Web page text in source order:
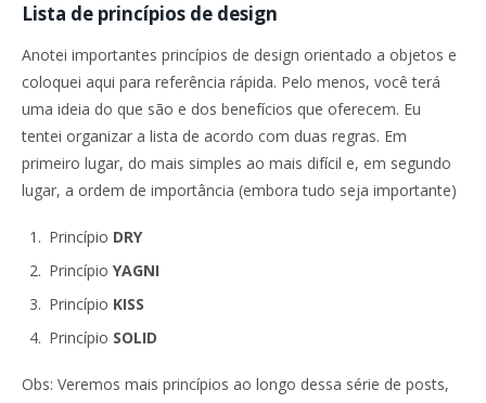
Lista de princípios de design
Anotei importantes princípios de design orientado a objetos e
coloquei aqui para referência rápida. Pelo menos, você terá
uma ideia do que são e dos benefícios que oferecem. Eu
tentei organizar a lista de acordo com duas regras. Em
primeiro lugar, do mais simples ao mais difícil e, em segundo
lugar, a ordem de importância (embora tudo seja importante)
Princípio DRY
Princípio YAGNI
Princípio KISS
Princípio SOLID
Obs: Veremos mais princípios ao longo dessa série de posts,